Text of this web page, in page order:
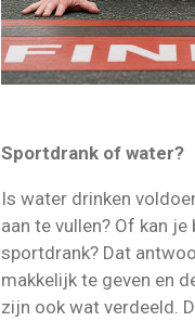
Sportdrank of water?
Is water drinken
aan te vullen? Of kan
sportdrank? Dat
makkelijk te geven en
zijn ook wat verdeeld.